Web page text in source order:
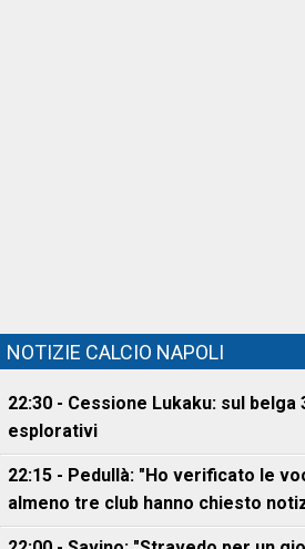
NOTIZIE CALCIO NAPOLI
22:30 - Cessione Lukaku: sul belga
esplorativi
22:15 - Pedullà: "Ho verificato le
almeno tre club hanno chiesto